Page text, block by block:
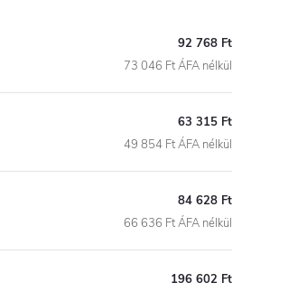
92 768 Ft
73 046 Ft ÁFA nélkül
63 315 Ft
49 854 Ft ÁFA nélkül
84 628 Ft
66 636 Ft ÁFA nélkül
196 602 Ft